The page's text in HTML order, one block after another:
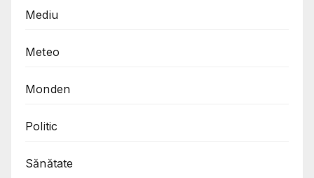
Mediu
Meteo
Monden
Politic
Sănătate